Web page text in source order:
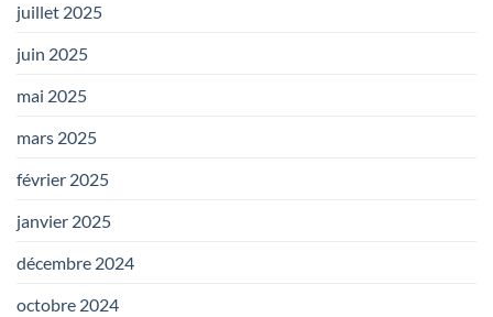
juillet 2025
juin 2025
mai 2025
mars 2025
février 2025
janvier 2025
décembre 2024
octobre 2024